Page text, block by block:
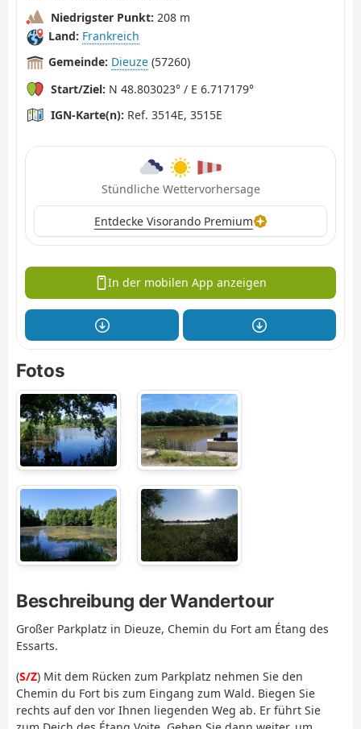
Niedrigster Punkt: 208 m
Land: Frankreich
Gemeinde: Dieuze (57260)
Start/Ziel: N 48.803023° / E 6.717179°
IGN-Karte(n): Ref. 3514E, 3515E
Stündliche Wettervorhersage
Entdecke Visorando Premium
In der mobilen App anzeigen
Fotos
Beschreibung der Wandertour
Großer Parkplatz in Dieuze, Chemin du Fort am Étang des
Essarts.
(S/Z) Mit dem Rücken zum Parkplatz nehmen Sie den
Chemin du Fort bis zum Eingang zum Wald. Biegen Sie
rechts auf den vor Ihnen liegenden Weg ab. Er führt Sie